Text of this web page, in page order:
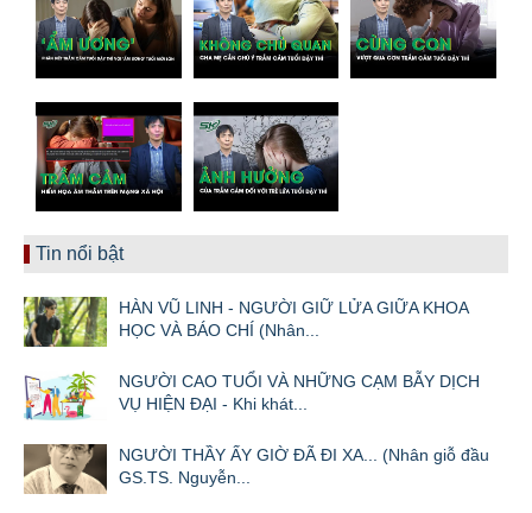
Tin nổi bật
HÀN VŨ LINH - NGƯỜI GIỮ LỬA GIỮA KHOA
HỌC VÀ BÁO CHÍ (Nhân...
NGƯỜI CAO TUỔI VÀ NHỮNG CẠM BẪY DỊCH
VỤ HIỆN ĐẠI - Khi khát...
NGƯỜI THẦY ẤY GIỜ ĐÃ ĐI XA... (Nhân giỗ đầu
GS.TS. Nguyễn...